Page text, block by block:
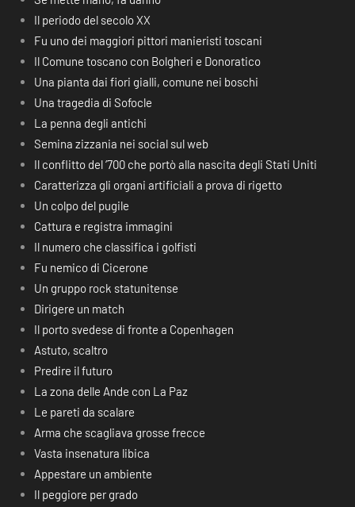
Il periodo del secolo XX
Fu uno dei maggiori pittori manieristi toscani
Il Comune toscano con Bolgheri e Donoratico
Una pianta dai fiori gialli, comune nei boschi
Una tragedia di Sofocle
La penna degli antichi
Semina zizzania nei social sul web
Il conflitto del ‘700 che portò alla nascita degli Stati Uniti
Caratterizza gli organi artificiali a prova di rigetto
Un colpo del pugile
Cattura e registra immagini
Il numero che classifica i golfisti
Fu nemico di Cicerone
Un gruppo rock statunitense
Dirigere un match
Il porto svedese di fronte a Copenhagen
Astuto, scaltro
Predire il futuro
La zona delle Ande con La Paz
Le pareti da scalare
Arma che scagliava grosse frecce
Vasta insenatura libica
Appestare un ambiente
Il peggiore per grado